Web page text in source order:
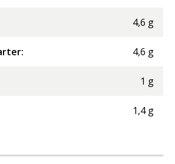
4,6 g
: 4,6 g
1 g
1,4 g